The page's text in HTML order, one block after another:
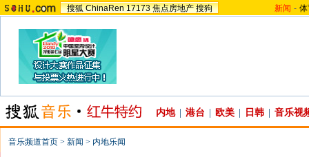
搜狐 ChinaRen 17173 焦点房地产 搜狗 新闻 -
内地 港台 欧美 日韩 音乐视
音乐频道首页 > 新闻 > 内地乐闻